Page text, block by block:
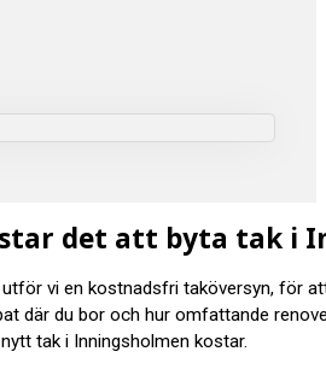
det att byta tak i
vi en kostnadsfri taköversyn, för
där du bor och hur omfattande
tak i Inningsholmen kostar.